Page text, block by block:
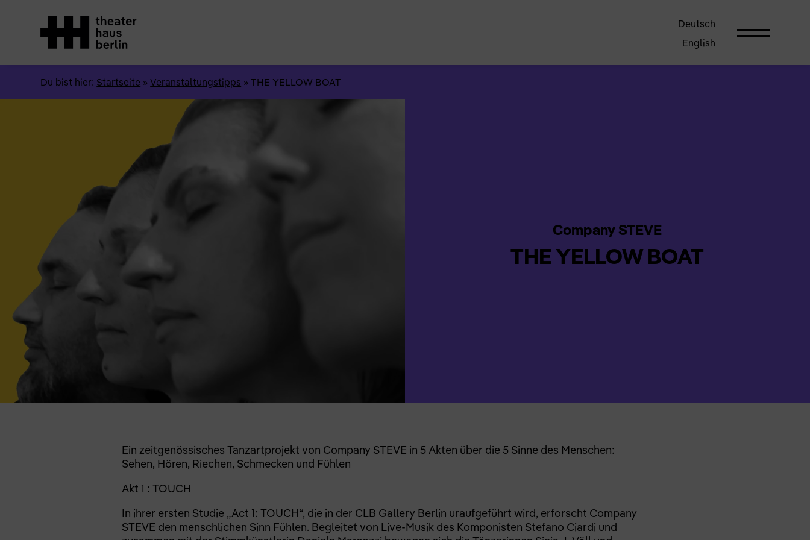
Deutsch
English
Du bist hier: Startseite »Veranstaltungstipps »THE YELLOW BOAT
Company STEVE
THE YELLOW BOAT
Ein zeitgenössisches Tanzartprojekt von Company STEVE in 5 Akten über die 5 Sinne des Menschen:
Sehen, Hören, Riechen, Schmecken und Fühlen
Akt 1 : TOUCH
In ihrer ersten Studie „Act 1: TOUCH“, die in der CLB Gallery Berlin uraufgeführt wird, erforscht Company
STEVE den menschlichen Sinn Fühlen. Begleitet von Live-Musik des Komponisten Stefano Ciardi und